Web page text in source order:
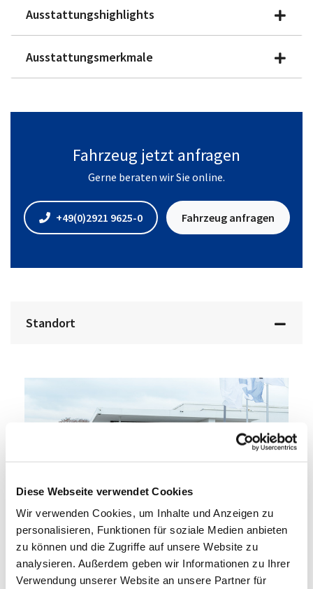
Diese Webseite verwendet Cookies
Wir verwenden Cookies, um Inhalte und Anzeigen zu
personalisieren, Funktionen für soziale Medien anbieten
zu können und die Zugriffe auf unsere Website zu
analysieren. Außerdem geben wir Informationen zu Ihrer
Verwendung unserer Website an unsere Partner für
Ausstattungshighlights
Ausstattungsmerkmale
Fahrzeug jetzt anfragen
Gerne beraten wir Sie online.
+49(0)2921 9625-0 Fahrzeug anfragen
Standort
BMW Soest
Anschrift
Arnsberger Straße 30